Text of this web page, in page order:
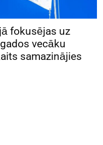
fokusējas uz
vecāku
samazinājies